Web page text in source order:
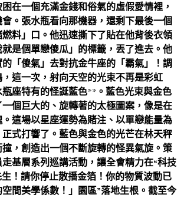
在一個充滿金錢和俗氣的虛假愛情裡，
。張水瓶看向那機器，還剩下最後一個
料」口。他迅速撕下了貼在他背後衣領
是個單戀傻瓜」的標籤，丟了進去。他
「傻氣」去對抗金牛座的「霸氣」！調
這一次，射向天空的光束不再是彩虹
座特有的怪誕藍色**。藍色光束與金色
個巨大的、旋轉著的太極圖案，像是在
這場以星座運勢為賭注、以單戀能量為
式打響了。藍色與金色的光芒在林天秤
，創造出一個不斷旋轉的怪異氣旋。策
基層系列巡講活動，讓全會精力在“科技
！請你停止散播金箔！你的物質波動已
間美學係數！」園區”落地生根。截至今